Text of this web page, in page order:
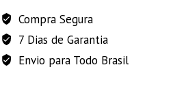
quantidade
Compra Segura
7 Dias de Garantia
Envio para Todo Brasil